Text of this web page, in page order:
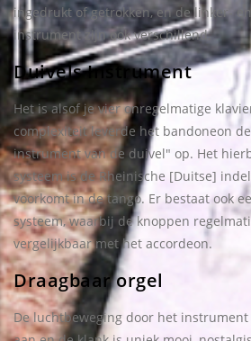
ingedrukt of getrokken, en de linker-
instrument zijn ook verschillend.
Duivels Instrument
Het is alsof je vier onregelmatige
complexiteit leverde het bandoneon
instrument van de duivel" op. Het
systeem is de Rheinische [Duitse]
voorkomt in de tango. Er bestaat ook
systeem, waarbij de knoppen
vergelijkbaar met het accordeon.
Draagbaar orgel
De luchtbeweging door het